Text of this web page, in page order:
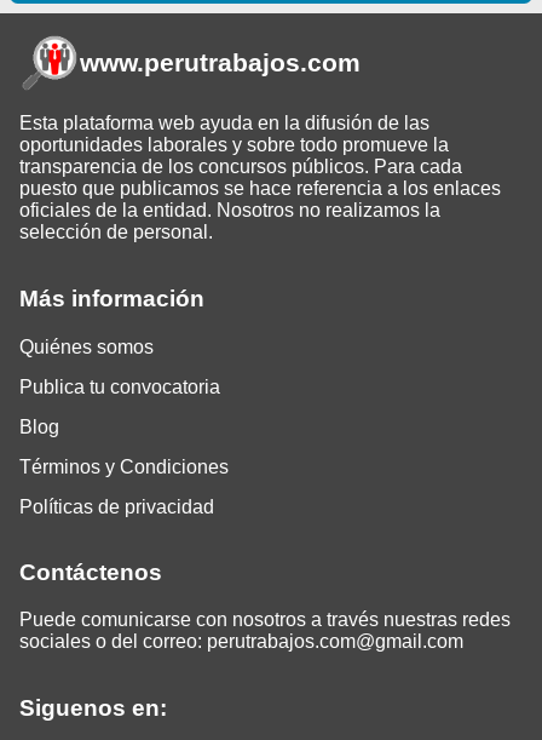
Más información
Quiénes somos
Publica tu convocatoria
Blog
Términos y Condiciones
Políticas de privacidad
Contáctenos
Puede comunicarse con nosotros a través nuestras redes
sociales o del correo: perutrabajos.com@gmail.com
Siguenos en:
www.perutrabajos.com
Esta plataforma web ayuda en la difusión de las
oportunidades laborales y sobre todo promueve la
transparencia de los concursos públicos. Para cada
puesto que publicamos se hace referencia a los enlaces
oficiales de la entidad. Nosotros no realizamos la
selección de personal.